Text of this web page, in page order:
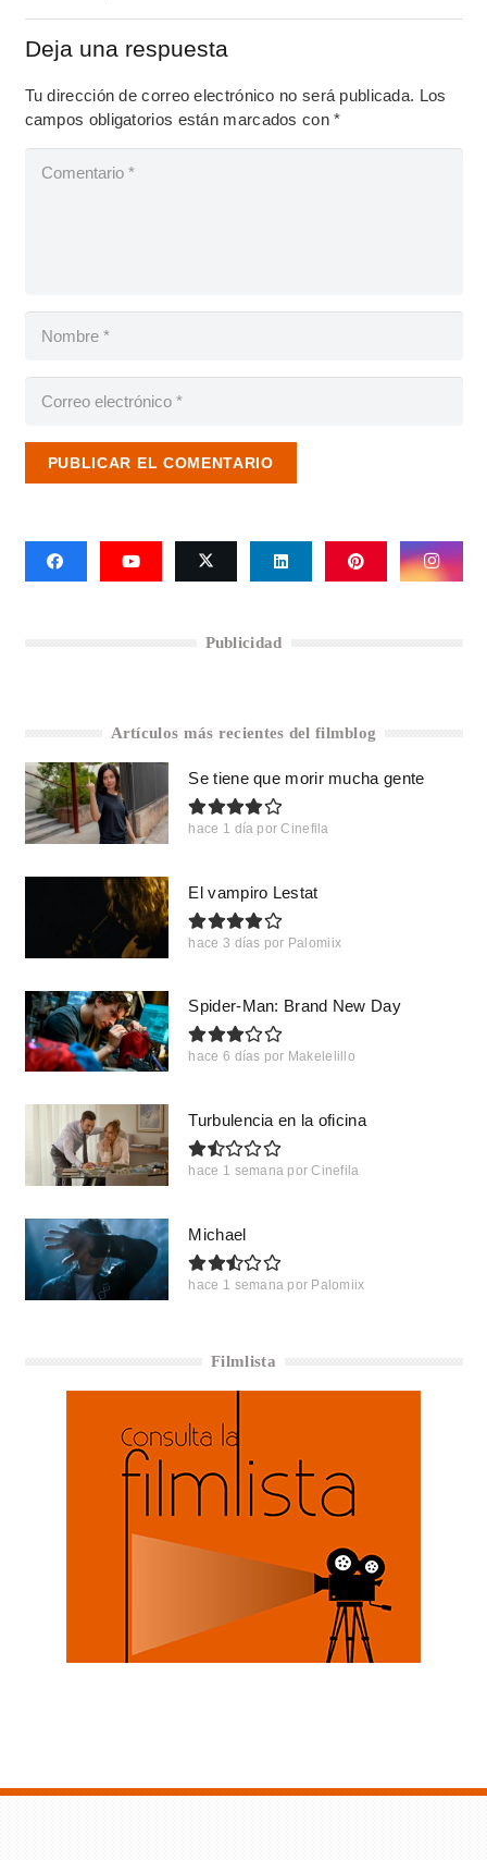
Deja una respuesta
Tu dirección de correo electrónico no será publicada. Los
campos obligatorios están marcados con*
PUBLICAR EL COMENTARIO
Publicidad
Artículos más recientes del filmblog
Se tiene que morir mucha gente
hace 1 día por Cinefila
El vampiro Lestat
hace 3 días por Palomiix
Spider-Man: Brand New Day
hace 6 días por Makelelillo
Turbulencia en la oficina
hace 1 semana por Cinefila
Michael
hace 1 semana por Palomiix
Filmlista